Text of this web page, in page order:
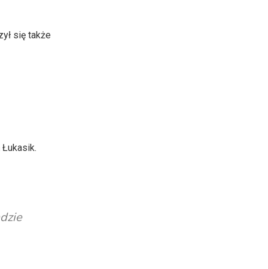
dołu
się także